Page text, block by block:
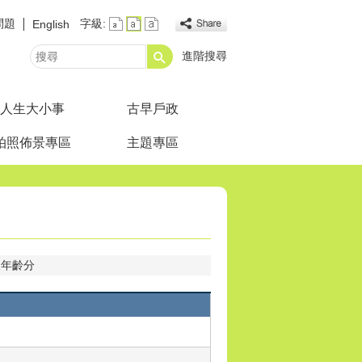
題 English 字級:
搜
進階搜尋
生大小事 古早戶政
照佈景專區 主題專區
齡分